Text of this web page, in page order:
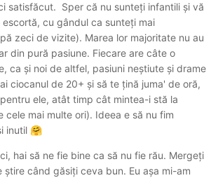
satisfăcut. Sper că nu sunteți infantili și vă
cu gândul ca sunteți mai
zeci de vizite). Marea lor majoritate nu au
din pură pasiune. Fiecare are câte o
ca și noi de altfel, pasiuni neștiute și drame
ciocanul de 20+ și să te țină juma' de oră,
ele, atât timp cât mintea-i stă la
cele mai multe ori). Ideea e să nu fim
inutil 🤗
hai să ne fie bine ca să nu fie rău. Mergeți
știre când găsiți ceva bun. Eu așa mi-am